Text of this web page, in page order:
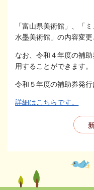
「富山県美術館」、「
水墨美術館」の内容変更
なお、令和４年度の補
用することができます。
令和５年度の補助券発行
詳細はこちらです。